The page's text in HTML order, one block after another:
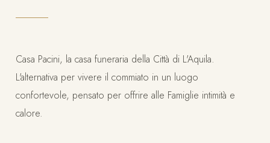
Casa Pacini, la casa funeraria della Città di L'Aquila.
L'alternativa per vivere il commiato in un luogo
confortevole, pensato per offrire alle Famiglie intimità e
calore.